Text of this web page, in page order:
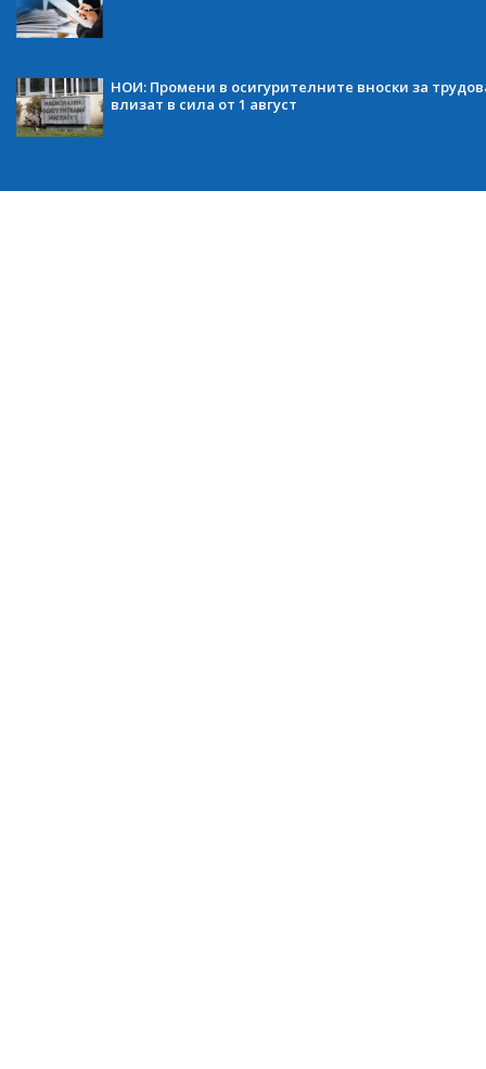
НОИ: Промени в осигурителните вноски за
влизат в сила от 1 август